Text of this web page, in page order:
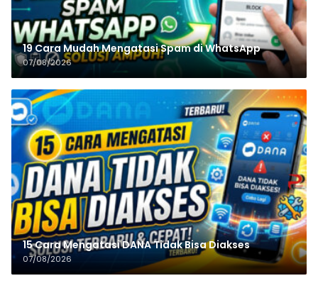
19 Cara Mudah Mengatasi Spam di WhatsApp
07/08/2026
15 Cara Mengatasi DANA Tidak Bisa Diakses
07/08/2026